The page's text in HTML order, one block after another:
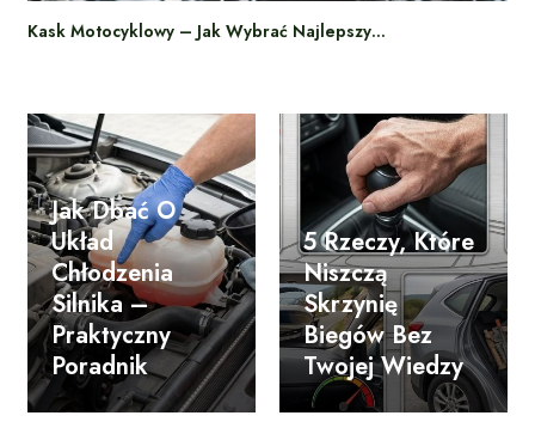
Kask Motocyklowy – Jak Wybrać Najlepszy…
Jak Dbać O
Układ
Chłodzenia
Silnika –
Praktyczny
Poradnik
5 Rzeczy, Które
Niszczą
Skrzynię
Biegów Bez
Twojej Wiedzy